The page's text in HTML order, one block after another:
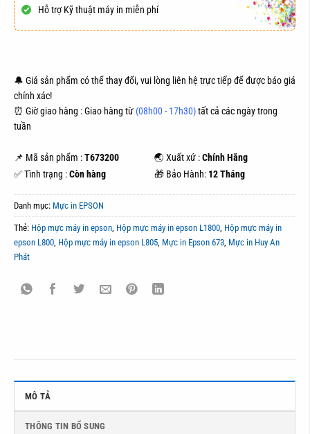
Hỗ trợ Kỹ thuật máy in miễn phí
🔔 Giá sản phẩm có thể thay đổi, vui lòng liên hệ trực tiếp để được báo giá
chính xác!
⏰ Giờ giao hàng : Giao hàng từ (08h00 - 17h30)tất cả các ngày trong
tuần
📌 Mã sản phẩm :T673200 🌏 Xuất xứ :Chính Hãng
✅ Tình trạng :Còn hàng 🎁 Bảo Hành: 12 Tháng
Danh mục: Mực in EPSON
Thẻ: Hộp mực máy in epson, Hộp mực máy in epson L1800, Hộp mực máy in
epson L800, Hộp mực máy in epson L805, Mực in Epson 673, Mực in Huy An
Phát
MÔ TẢ
THÔNG TIN BỔ SUNG